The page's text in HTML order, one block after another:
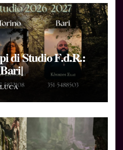
di Studio F.d.R.:
LUCA